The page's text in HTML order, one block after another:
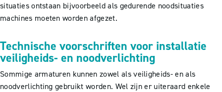
situaties ontstaan bijvoorbeeld als gedurende noodsituaties
machines moeten worden afgezet.
Technische voorschriften voor installatie
veiligheids- en noodverlichting
Sommige armaturen kunnen zowel als veiligheids- en als
noodverlichting gebruikt worden. Wel zijn er uiteraard enkele